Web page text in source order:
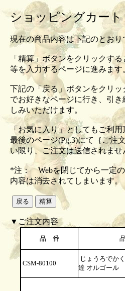
ショッピングカー
現在の商品内容は下記のとおり
「精算」ボタンをクリックす
等を入力するページに進みます
下記の「戻る」ボタンをクリ
でお好きなページに行き、引
しみいただけます。
「お気に入り」としてもご利
最後のページ(Pg.3)にて｛ご注
い限り、ご注文は送信されま
*注： Webを閉じてから一定
内容は消去されてしまいます。
▼ご注文内容
品 番
CSM-80100
じょうろでか
達 オルゴール